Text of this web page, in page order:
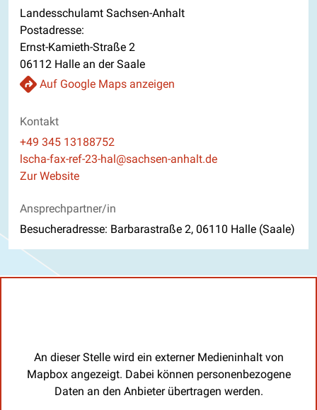
Landesschulamt Sachsen-Anhalt
Postadresse:
Ernst-Kamieth-Straße 2
06112 Halle an der Saale
Auf Google Maps anzeigen
Kontakt
Telefon
+49 345 13188752
E-Mail
lscha-fax-ref-23-hal@sachsen-anhalt.de
Website
Zur Website
Ansprechpartner/in
Besucheradresse: Barbarastraße 2, 06110 Halle (Saale)
An dieser Stelle wird ein externer Medieninhalt von
Mapbox angezeigt. Dabei können personenbezogene
Daten an den Anbieter übertragen werden.